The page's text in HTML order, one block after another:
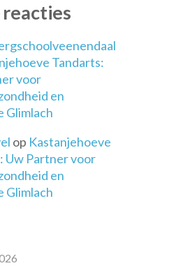
Tandarts:
voor
en
Glimlach
op Kastanjehoeve
Uw Partner voor
en
Glimlach